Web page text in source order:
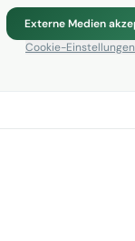
Externe Medien
Cookie-